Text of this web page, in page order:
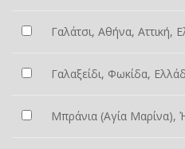
Γαλάτσι, Αθήνα, Αττική,
Γαλαξείδι, Φωκίδα,
Μπράνια (Αγία Μαρίνα),